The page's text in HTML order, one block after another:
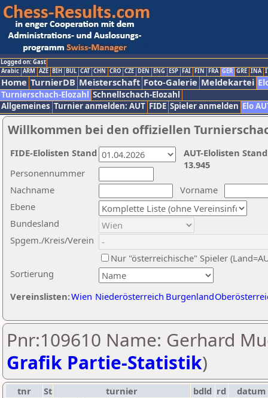
Logged on: Gast
Arabic ARM AZE BIH BUL CAT CHN CRO CZE DEN ENG ESP FAI FIN FRA GER GRE INA
Home TurnierDB Meisterschaft Foto-Galerie Meldekartei
Turnierschach-Elozahl Schnellschach-Elozahl
Allgemeines Turnier anmelden: AUT FIDE Spieler anmelden Elo
Willkommen bei den offiziellen
Nachname
Vorname
Ebene
Sortierung
Personennummer
Bundesland
Spgem./Kreis/Verein
Nur "österreichische" Spieler
Vereinslisten:Wien Niederösterreich Burgenland
AUT-Elolisten
13.945
FIDE-Elolisten Stand
Pnr:109610 Name: Gerhard
Grafik Partie-Statistik)
tnr St turnier bdld rd
datum